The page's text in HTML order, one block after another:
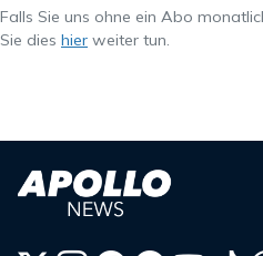
Falls Sie uns ohne ein Abo
Sie dies hier weiter tun.